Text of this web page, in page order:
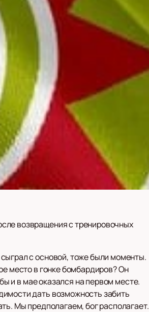
возвращения с тренировочных
с основой, тоже были моменты.
место в гонке бомбардиров? Он
и в мае оказался на первом месте.
дать возможность забить
Мы предполагаем, бог располагает.